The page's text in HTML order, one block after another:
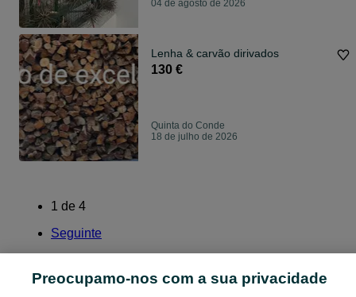
04 de agosto de 2026
Lenha & carvão dirivados
130 €
Quinta do Conde
18 de julho de 2026
1 de 4
Seguinte
Preocupamo-nos com a sua privacidade